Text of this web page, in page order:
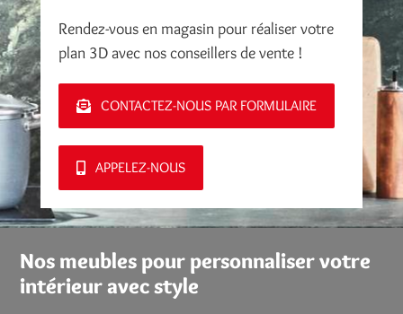
Rendez-vous en magasin pour réaliser votre
plan 3D avec nos conseillers de vente !
CONTACTEZ-NOUS PAR FORMULAIRE
APPELEZ-NOUS
Nos meubles pour personnaliser votre
intérieur avec style